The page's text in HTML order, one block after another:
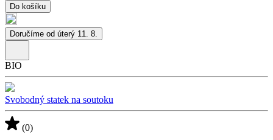
Do košíku
Doručíme od úterý 11. 8.
BIO
Svobodný statek na soutoku
(0)